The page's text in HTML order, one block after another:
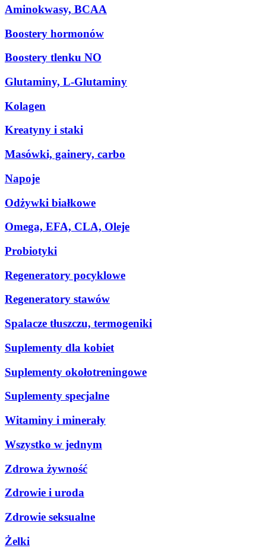
Aminokwasy, BCAA
Boostery hormonów
Boostery tlenku NO
Glutaminy, L-Glutaminy
Kolagen
Kreatyny i staki
Masówki, gainery, carbo
Napoje
Odżywki białkowe
Omega, EFA, CLA, Oleje
Probiotyki
Regeneratory pocyklowe
Regeneratory stawów
Spalacze tłuszczu, termogeniki
Suplementy dla kobiet
Suplementy okołotreningowe
Suplementy specjalne
Witaminy i minerały
Wszystko w jednym
Zdrowa żywność
Zdrowie i uroda
Zdrowie seksualne
Żelki